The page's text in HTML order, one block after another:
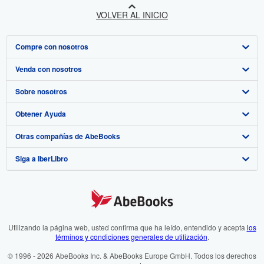
VOLVER AL INICIO
Compre con nosotros
Búsqueda avanzada
Colecciones
Mi cuenta
Mis pedidos
Ver carrito
Venda con nosotros
Comenzar a vender
Únase a nuestro programa de afiliados
Recomiende un vendedor
Sobre nosotros
Sobre IberLibro
Medios
Empleo
Preferencias de cookies
Aviso de cookies
Obtener Ayuda
Preguntas frecuentes y guías
Atención al Cliente
Otras compañías de AbeBooks
AbeBooks.com
AbeBooks.fr
Siga a IberLibro
Utilizando la página web, usted confirma que ha leído, entendido y acepta los
términos y condiciones generales de utilización.
© 1996 - 2026 AbeBooks Inc. & AbeBooks Europe GmbH. Todos los derechos